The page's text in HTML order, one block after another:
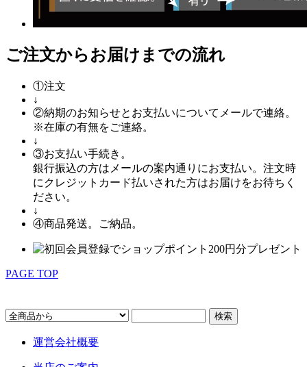
ご注文からお届けまでの流れ
①注文
↓
②納期のお知らせとお支払いについてメールで連絡。
※在庫の有無をご連絡。
↓
③お支払い手続き。
銀行振込の方はメールの案内通りにお支払い。注文時
にクレジットカード払いされた方はお届けをお待ちく
ださい。
↓
④商品発送。ご納品。
PAGE TOP
運営会社概要